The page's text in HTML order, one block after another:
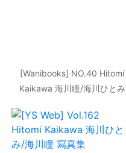
[Wanibooks] NO.40 Hitomi
Kaikawa 海川瞳/海川ひとみ